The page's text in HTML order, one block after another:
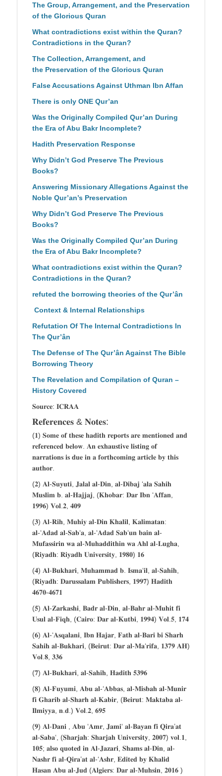
The Group, Arrangement, and the Preservation
of the Glorious Quran
What contradictions exist within the Quran?
Contradictions in the Quran?
The Collection, Arrangement, and
the Preservation of the Glorious Quran
False Accusations Against Uthman Ibn Affan
There is only ONE Qur’an
Was the Originally Compiled Qur’an During
the Era of Abu Bakr Incomplete?
Hadith Preservation Response
Why Didn’t God Preserve The Previous
Books?
Answering Missionary Allegations Against the
Noble Qur’an’s Preservation
Why Didn’t God Preserve The Previous
Books?
Was the Originally Compiled Qur’an During
the Era of Abu Bakr Incomplete?
What contradictions exist within the Quran?
Contradictions in the Quran?
refuted the borrowing theories of the Qur’ân
Context & Internal Relationships
Refutation Of The Internal Contradictions In
The Qur’ân
The Defense of The Qur’ân Against The Bible
Borrowing Theory
The Revelation and Compilation of Quran –
History Covered
𝐒𝐨𝐮𝐫𝐜𝐞: 𝐈𝐂𝐑𝐀𝐀
𝐑𝐞𝐟𝐞𝐫𝐞𝐧𝐜𝐞𝐬 & 𝐍𝐨𝐭𝐞𝐬:
(𝟏) 𝐒𝐨𝐦𝐞 𝐨𝐟 𝐭𝐡𝐞𝐬𝐞 𝐡𝐚𝐝𝐢𝐭𝐡 𝐫𝐞𝐩𝐨𝐫𝐭𝐬 𝐚𝐫𝐞 𝐦𝐞𝐧𝐭𝐢𝐨𝐧𝐞𝐝 𝐚𝐧𝐝
𝐫𝐞𝐟𝐞𝐫𝐞𝐧𝐜𝐞𝐝 𝐛𝐞𝐥𝐨𝐰. 𝐀𝐧 𝐞𝐱𝐡𝐚𝐮𝐬𝐭𝐢𝐯𝐞 𝐥𝐢𝐬𝐭𝐢𝐧𝐠 𝐨𝐟
𝐧𝐚𝐫𝐫𝐚𝐭𝐢𝐨𝐧𝐬 𝐢𝐬 𝐝𝐮𝐞 𝐢𝐧 𝐚 𝐟𝐨𝐫𝐭𝐡𝐜𝐨𝐦𝐢𝐧𝐠 𝐚𝐫𝐭𝐢𝐜𝐥𝐞 𝐛𝐲 𝐭𝐡𝐢𝐬
𝐚𝐮𝐭𝐡𝐨𝐫.
(𝟐) 𝐀𝐥-𝐒𝐮𝐲𝐮𝐭𝐢, 𝐉𝐚𝐥𝐚𝐥 𝐚𝐥-𝐃𝐢𝐧, 𝐚𝐥-𝐃𝐢𝐛𝐚𝐣 ‘𝐚𝐥𝐚 𝐒𝐚𝐡𝐢𝐡
𝐌𝐮𝐬𝐥𝐢𝐦 𝐛. 𝐚𝐥-𝐇𝐚𝐣𝐣𝐚𝐣, (𝐊𝐡𝐨𝐛𝐚𝐫: 𝐃𝐚𝐫 𝐈𝐛𝐧 ‘𝐀𝐟𝐟𝐚𝐧,
𝟏𝟗𝟗𝟔) 𝐕𝐨𝐥.𝟐, 𝟒𝟎𝟗
(𝟑) 𝐀𝐥-𝐑𝐢𝐡, 𝐌𝐮𝐡𝐢𝐲 𝐚𝐥-𝐃𝐢𝐧 𝐊𝐡𝐚𝐥𝐢𝐥, 𝐊𝐚𝐥𝐢𝐦𝐚𝐭𝐚𝐧:
𝐚𝐥-‘𝐀𝐝𝐚𝐝 𝐚𝐥-𝐒𝐚𝐛‘𝐚, 𝐚𝐥-‘𝐀𝐝𝐚𝐝 𝐒𝐚𝐛‘𝐮𝐧 𝐛𝐚𝐢𝐧 𝐚𝐥-
𝐌𝐮𝐟𝐚𝐬𝐬𝐢𝐫𝐢𝐧 𝐰𝐚 𝐚𝐥-𝐌𝐮𝐡𝐚𝐝𝐝𝐢𝐭𝐡𝐢𝐧 𝐰𝐚 𝐀𝐡𝐥 𝐚𝐥-𝐋𝐮𝐠𝐡𝐚,
(𝐑𝐢𝐲𝐚𝐝𝐡: 𝐑𝐢𝐲𝐚𝐝𝐡 𝐔𝐧𝐢𝐯𝐞𝐫𝐬𝐢𝐭𝐲, 𝟏𝟗𝟖𝟎) 𝟏𝟔
(𝟒) 𝐀𝐥-𝐁𝐮𝐤𝐡𝐚𝐫𝐢, 𝐌𝐮𝐡𝐚𝐦𝐦𝐚𝐝 𝐛. 𝐈𝐬𝐦𝐚‘𝐢𝐥, 𝐚𝐥-𝐒𝐚𝐡𝐢𝐡,
(𝐑𝐢𝐲𝐚𝐝𝐡: 𝐃𝐚𝐫𝐮𝐬𝐬𝐚𝐥𝐚𝐦 𝐏𝐮𝐛𝐥𝐢𝐬𝐡𝐞𝐫𝐬, 𝟏𝟗𝟗𝟕) 𝐇𝐚𝐝𝐢𝐭𝐡
𝟒𝟔𝟕𝟎-𝟒𝟔𝟕𝟏
(𝟓) 𝐀𝐥-𝐙𝐚𝐫𝐤𝐚𝐬𝐡𝐢, 𝐁𝐚𝐝𝐫 𝐚𝐥-𝐃𝐢𝐧, 𝐚𝐥-𝐁𝐚𝐡𝐫 𝐚𝐥-𝐌𝐮𝐡𝐢𝐭 𝐟𝐢
𝐔𝐬𝐮𝐥 𝐚𝐥-𝐅𝐢𝐪𝐡, (𝐂𝐚𝐢𝐫𝐨: 𝐃𝐚𝐫 𝐚𝐥-𝐊𝐮𝐭𝐛𝐢, 𝟏𝟗𝟗𝟒) 𝐕𝐨𝐥.𝟓, 𝟏𝟕𝟒
(𝟔) 𝐀𝐥-‘𝐀𝐬𝐪𝐚𝐥𝐚𝐧𝐢, 𝐈𝐛𝐧 𝐇𝐚𝐣𝐚𝐫, 𝐅𝐚𝐭𝐡 𝐚𝐥-𝐁𝐚𝐫𝐢 𝐛𝐢 𝐒𝐡𝐚𝐫𝐡
𝐒𝐚𝐡𝐢𝐡 𝐚𝐥-𝐁𝐮𝐤𝐡𝐚𝐫𝐢, (𝐁𝐞𝐢𝐫𝐮𝐭: 𝐃𝐚𝐫 𝐚𝐥-𝐌𝐚‘𝐫𝐢𝐟𝐚, 𝟏𝟑𝟕𝟗 𝐀𝐇)
𝐕𝐨𝐥.𝟖, 𝟑𝟑𝟔
(𝟕) 𝐀𝐥-𝐁𝐮𝐤𝐡𝐚𝐫𝐢, 𝐚𝐥-𝐒𝐚𝐡𝐢𝐡, 𝐇𝐚𝐝𝐢𝐭𝐡 𝟓𝟑𝟗𝟔
(𝟖) 𝐀𝐥-𝐅𝐮𝐲𝐮𝐦𝐢, 𝐀𝐛𝐮 𝐚𝐥-‘𝐀𝐛𝐛𝐚𝐬, 𝐚𝐥-𝐌𝐢𝐬𝐛𝐚𝐡 𝐚𝐥-𝐌𝐮𝐧𝐢𝐫
𝐟𝐢 𝐆𝐡𝐚𝐫𝐢𝐛 𝐚𝐥-𝐒𝐡𝐚𝐫𝐡 𝐚𝐥-𝐊𝐚𝐛𝐢𝐫, (𝐁𝐞𝐢𝐫𝐮𝐭: 𝐌𝐚𝐤𝐭𝐚𝐛𝐚 𝐚𝐥-
𝐈𝐥𝐦𝐢𝐲𝐲𝐚, 𝐧.𝐝.) 𝐕𝐨𝐥.𝟐, 𝟔𝟗𝟓
(𝟗) 𝐀𝐥-𝐃𝐚𝐧𝐢 , 𝐀𝐛𝐮 ‘𝐀𝐦𝐫, 𝐉𝐚𝐦𝐢‘ 𝐚𝐥-𝐁𝐚𝐲𝐚𝐧 𝐟𝐢 𝐐𝐢𝐫𝐚’𝐚𝐭
𝐚𝐥-𝐒𝐚𝐛𝐚‘, (𝐒𝐡𝐚𝐫𝐣𝐚𝐡: 𝐒𝐡𝐚𝐫𝐣𝐚𝐡 𝐔𝐧𝐢𝐯𝐞𝐫𝐬𝐢𝐭𝐲, 𝟐𝟎𝟎𝟕) 𝐯𝐨𝐥.𝟏,
𝟏𝟎𝟓; 𝐚𝐥𝐬𝐨 𝐪𝐮𝐨𝐭𝐞𝐝 𝐢𝐧 𝐀𝐥-𝐉𝐚𝐳𝐚𝐫𝐢, 𝐒𝐡𝐚𝐦𝐬 𝐚𝐥-𝐃𝐢𝐧, 𝐚𝐥-
𝐍𝐚𝐬𝐡𝐫 𝐟𝐢 𝐚𝐥-𝐐𝐢𝐫𝐚’𝐚𝐭 𝐚𝐥-‘𝐀𝐬𝐡𝐫, 𝐄𝐝𝐢𝐭𝐞𝐝 𝐛𝐲 𝐊𝐡𝐚𝐥𝐢𝐝
𝐇𝐚𝐬𝐚𝐧 𝐀𝐛𝐮 𝐚𝐥-𝐉𝐮𝐝 (𝐀𝐥𝐠𝐢𝐞𝐫𝐬: 𝐃𝐚𝐫 𝐚𝐥-𝐌𝐮𝐡𝐬𝐢𝐧, 𝟐𝟎𝟏𝟔 )